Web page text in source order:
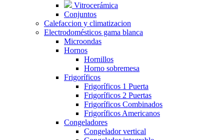
Vitrocerámica
Conjuntos
Calefaccion y climatizacion
Electrodomésticos gama blanca
Microondas
Hornos
Hornillos
Horno sobremesa
Frigoríficos
Frigoríficos 1 Puerta
Frigoríficos 2 Puertas
Frigoríficos Combinados
Frigoríficos Americanos
Congeladores
Congelador vertical